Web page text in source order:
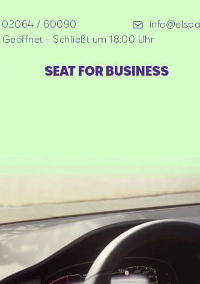
02064 / 60090
Geöffnet - Schließt um 18:00 Uhr
SEAT FOR BUSINESS